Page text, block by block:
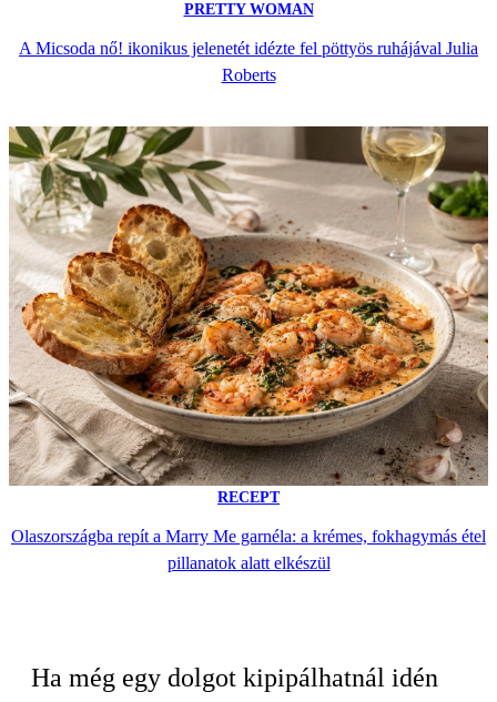
PRETTY WOMAN
A Micsoda nő! ikonikus jelenetét idézte fel pöttyös ruhájával Julia
Roberts
RECEPT
Olaszországba repít a Marry Me garnéla: a krémes, fokhagymás étel
pillanatok alatt elkészül
Ha még egy dolgot kipipálhatnál idén